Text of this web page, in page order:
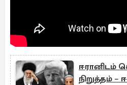
ஈரானிடம்
நிறுத்தம் –